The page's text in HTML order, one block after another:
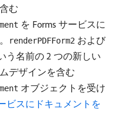
む
を Forms サービスに
renderPDFForm2 および
う名前の 2 つの新しい
デザインを含む
オブジェクトを受け
ビスにドキュメントを